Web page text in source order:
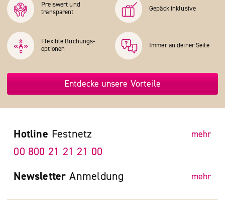
Preiswert und
transparent
Gepäck inklusive
Flexible Buchungs­
optionen
Immer an deiner Seite
Entdecke unsere Vorteile
Hotline Festnetz mehr
00 800 21 21 21 00
Newsletter Anmeldung mehr